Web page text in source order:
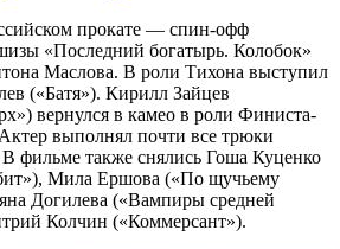
прокате — спин-офф
«Последний богатырь. Колобок»
Маслова. В роли Тихона выступил
(«Батя»). Кирилл Зайцев
вернулся в камео в роли Финиста-
выполнял почти все трюки
В фильме также снялись Гоша Куценко
Мила Ершова («По щучьему
Догилева («Вампиры средней
Колчин («Коммерсант»).